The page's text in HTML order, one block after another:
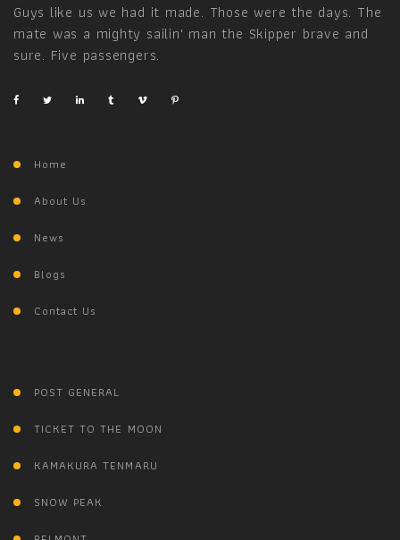
Guys like us we had it made. Those were the days. The
mate was a mighty sailin' man the Skipper brave and
sure. Five passengers.
Home
About Us
News
Blogs
Contact Us
POST GENERAL
TICKET TO THE MOON
KAMAKURA TENMARU
SNOW PEAK